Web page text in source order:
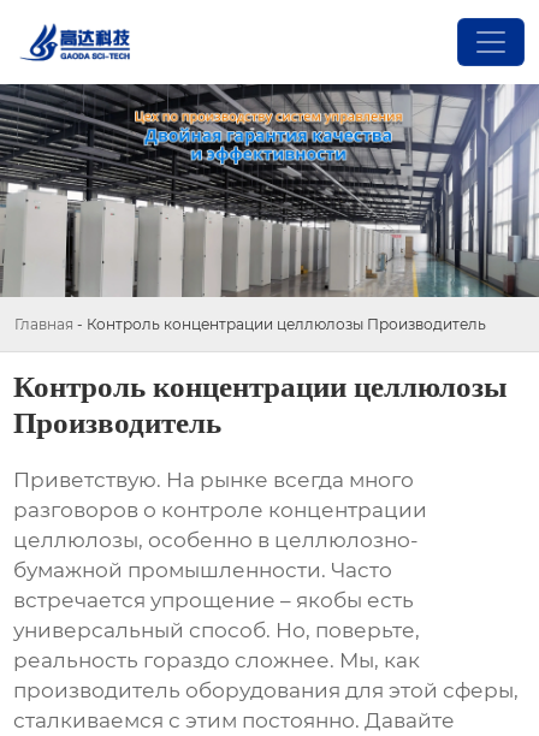
Главная - Контроль концентрации целлюлозы Производитель
Контроль концентрации целлюлозы
Производитель
Приветствую. На рынке всегда много
разговоров о контроле концентрации
целлюлозы, особенно в целлюлозно-
бумажной промышленности. Часто
встречается упрощение – якобы есть
универсальный способ. Но, поверьте,
реальность гораздо сложнее. Мы, как
производитель оборудования для этой сферы,
сталкиваемся с этим постоянно. Давайте